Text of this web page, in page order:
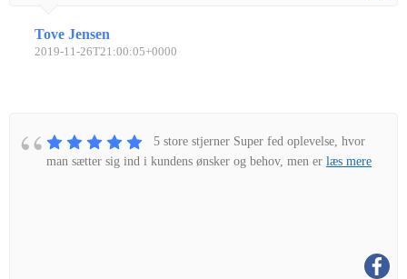
Tove Jensen
2019-11-26T21:00:05+0000
5 store stjerner Super fed oplevelse, hvor
man sætter sig ind i kundens ønsker og behov, men er læs mere